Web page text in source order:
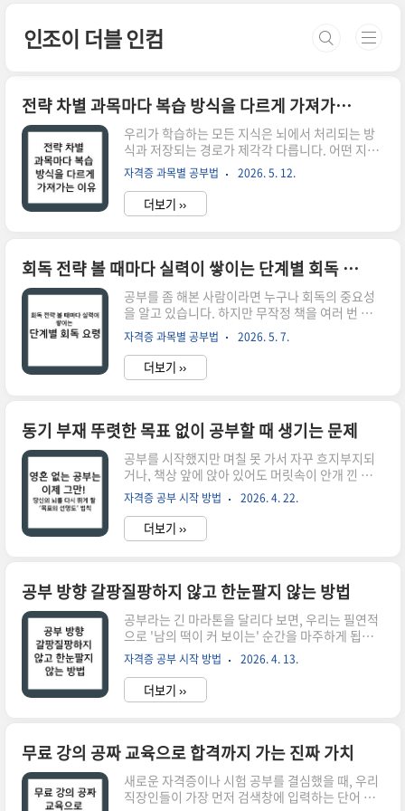
인조이 더블 인컴
전략 차별 과목마다 복습 방식을 다르게 가져가는 이유
우리가 학습하는 모든 지식은 뇌에서 처리되는 방
식과 저장되는 경로가 제각각 다릅니다. 어떤 지식
은 단순한 사실의 나열인 반면, 어떤 지식은 복잡한
논리 구조를 가진 유기체와 같고, 또 어떤 지식은 고
도의 숙련도를 요구하는 기술의 형태를 띱니다. 그
럼에도 불구하고 많은 학습자가 모든 과목을 '책 읽
을 적용하려는 것과 같습니다. 지반의 특성이 다르
면 기초 공법이 달라져야 하듯, 과목의 특성에 따라
복습 방식도 인지적 동기화(Cognitive
Synchronization)를 거쳐야만 최고의 효율을 낼
수 있습니다. 전략 없는 반복은 뇌에 피로를 줄 뿐만
아니라, 정작 중요한 실전에서 지식을 인출하는 속
도를 떨어..
자격증 과목별 공부법 2026. 5. 12.
더보기 ››
회독 전략 볼 때마다 실력이 쌓이는 단계별 회독 요령
공부를 좀 해본 사람이라면 누구나 회독의 중요성
을 알고 있습니다. 하지만 무작정 책을 여러 번 펼친
다고 해서 실력이 자동으로 쌓이는 것은 아닙니다.
많은 수험생이 저지르는 치명적인 실수는 1회독 때
와 똑같은 마음가짐과 방식으로 5회독, 10회독을
반복하는 것입니다. 이는 뇌에게 익숙함을 실력으
었지만 정작 백지에 써보라면 아무것도 적지 못하
는 상태, 그것이 바로 전략 없는 반복이 낳은 비극입
니다. 회독의 본질은 단순히 양을 채우는 것이 아니
라, 회차를 거듭할수록 지식의 층위를 다르게 쌓아
올려 마침내 지식의 해상도를 선명하게 만드는 데
있습니다.성공적인 회독을 위해서는 각 단계마다
뇌가 처리해야 할 ..
자격증 과목별 공부법 2026. 5. 7.
더보기 ››
동기 부재 뚜렷한 목표 없이 공부할 때 생기는 문제
공부를 시작했지만 며칠 못 가서 자꾸 흐지부지되
거나, 책상 앞에 앉아 있어도 머릿속이 안개 낀 듯
뿌옇다면 이는 공부 방법의 문제라기보다 목표의
선명도 문제일 확률이 높습니다. 많은 이들이 무너
지는 루틴을 보며 자신의 나약한 의지력을 탓하지
만, 사실 우리의 의지는 연료와 같아서 명확한 목적
대해를 항해하는 배와 같습니다. 에너지는 에너지
대로 소모되지만 정작 어디로 나아가고 있는지 알
수 없기에, 작은 피로와 귀찮음이라는 파도 앞에서
도 배는 쉽게 멈춰 서게 됩니다. 동기가 부족한 상태
에서는 공부 자체가 성장이 아닌 노동으로 인식되
며, 이는 결국 심리적 번아웃으로 이어지는 지름길
이 됩니다.동기 부재는 단순히 하기..
자격증 공부 시작 방법 2026. 4. 22.
더보기 ››
공부 방향 갈팡질팡하지 않고 한눈팔지 않는 방법
공부라는 긴 마라톤을 달리다 보면, 우리는 필연적
으로 '남의 떡이 커 보이는' 순간을 마주하게 됩니
다. 옆 자리 동료가 보는 문제집이 더 적중률이 높아
보이고, 유튜브 알고리즘이 추천해주는 새로운 공
부법이 내 것보다 훨씬 효율적일 것만 같은 유혹에
빠지죠. 특히 우리처럼 일과 공부를 병행하며 매일
만 공부의 무서운 진실은, 방향이 아무리 옳아도 그
위에서 발을 멈추거나 자꾸 옆길로 새면 결국 목적
지에는 한 걸음도 가까워질 수 없다는 점입니다. 갈
팡질팡하는 마음은 단순히 의지의 문제가 아니라,
자격증 공부 시작 방법 2026. 4. 13.
더보기 ››
무료 강의 공짜 교육으로 합격까지 가는 진짜 가치
새로운 자격증이나 시험 공부를 결심했을 때, 우리
직장인들이 가장 먼저 검색창에 입력하는 단어 중